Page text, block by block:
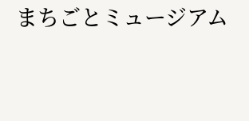
株式会社ENO.STUDIO
まちごとミュージアム